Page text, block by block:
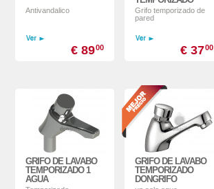
Antivandalico
€ 8900
Grifo temporizado de
pared
€ 3700
GRIFO DE LAVABO
TEMPORIZADO 1
AGUA
GRIFO DE LAVABO
TEMPORIZADO
DONGRIFO